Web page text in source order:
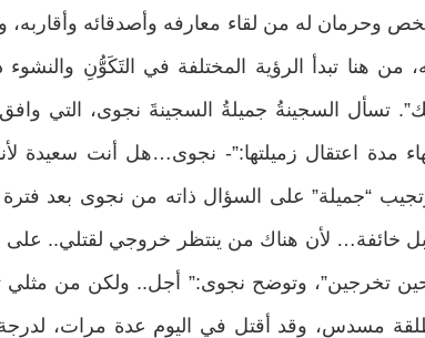
وحرمان له من لقاء معارفه وأصدقائه
من هنا تبدأ الرؤية المختلفة في التَكَوُّنِ
تسأل السجينةُ جميلةُ السجينةَ نجوى، التي
مدة اعتقال زميلتها:”- نجوى…هل أنت سعيدة
“جميلة” على السؤال ذاته من نجوى بعد
لأن هناك من ينتظر خروجي لقتلي.. على
تخرجين”، وتوضح نجوى:” أجل.. ولكن من مثلي
مسدس، وقد أقتل في اليوم عدة مرات،